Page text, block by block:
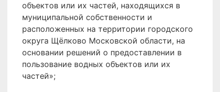
объектов или их частей, находящихся в
муниципальной собственности и
расположенных на территории городского
округа Щёлково Московской области, на
основании решений о предоставлении в
пользование водных объектов или их
частей»;